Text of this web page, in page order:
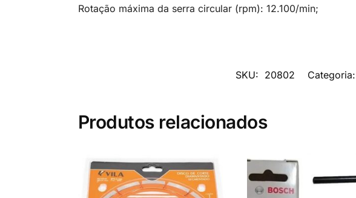
Rotação máxima da serra circular (rpm): 12.100/min;
SKU: 20802 Categoria:
Produtos relacionados